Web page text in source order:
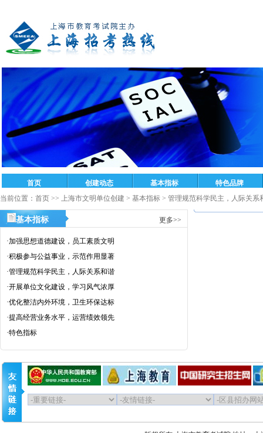
当前位置： 首页 >> 上海市文明单位创建 > 基本指标 > 管理规范科学民主，人际关系
基本指标 更多>>
·加强思想道德建设，员工素质文明
·积极参与公益事业，示范作用显著
·管理规范科学民主，人际关系和谐
·开展单位文化建设，学习风气浓厚
·优化整洁内外环境，卫生环保达标
·提高经营业务水平，运营绩效领先
·特色指标